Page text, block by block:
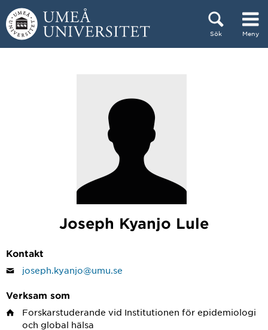
Hoppa direkt till innehållet
Sök Meny
Joseph Kyanjo Lule
Kontakt
joseph.kyanjo@umu.se
Verksam som
Forskarstuderande vid Institutionen för epidemiologi
och global hälsa